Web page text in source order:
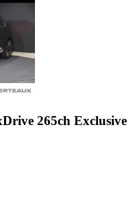
265ch Exclusive